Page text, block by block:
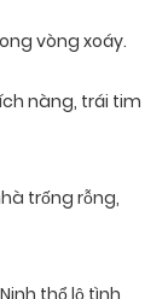
vòng xoáy.
nàng, trái tim
trống rỗng,